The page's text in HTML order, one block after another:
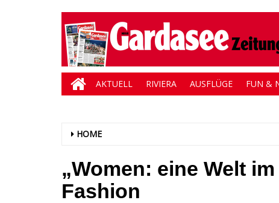
AKTUELL RIVIERA AUSFLÜGE FUN &
HOME
„Women: eine Welt
Fashion